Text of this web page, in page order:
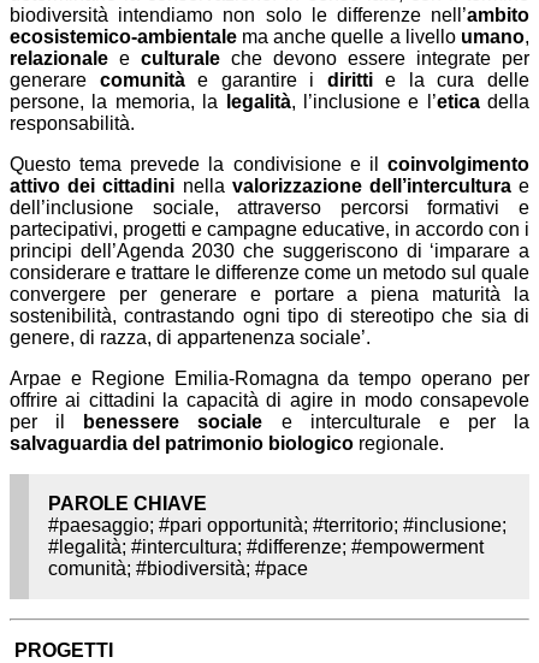
biodiversità intendiamo non solo le differenze nell’ambito
ecosistemico-ambientale ma anche quelle a livello umano,
relazionale e culturale che devono essere integrate per
generare comunitàe garantire i dirittie la cura delle
persone, la memoria, la
legalità, l’inclusione e l’eticadella
responsabilità.
Questo tema prevede la condivisione e il coinvolgimento
attivo dei cittadini nella valorizzazione dell’interculturae
dell’inclusione sociale, attraverso percorsi formativi e
partecipativi, progetti e campagne educative, in accordo con i
principi dell’Agenda 2030 che suggeriscono di ‘imparare a
considerare e trattare le differenze come un metodo sul quale
convergere per generare e portare a piena maturità la
sostenibilità, contrastando ogni tipo di stereotipo che sia di
genere, di razza, di appartenenza sociale’.
Arpae e Regione Emilia-Romagna da tempo operano per
offrire ai cittadini la capacità di agire in modo consapevole
per il
benessere sociale e interculturale e per la
salvaguardia del patrimonio biologico regionale.
PAROLE CHIAVE
#paesaggio; #pari opportunità; #territorio; #inclusione;
#legalità; #intercultura; #differenze; #empowerment
comunità; #biodiversità; #pace
PROGETTI